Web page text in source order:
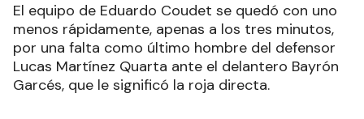
El equipo de Eduardo Coudet se quedó con uno
menos rápidamente, apenas a los tres minutos,
por una falta como último hombre del defensor
Lucas Martínez Quarta ante el delantero Bayrón
Garcés, que le significó la roja directa.